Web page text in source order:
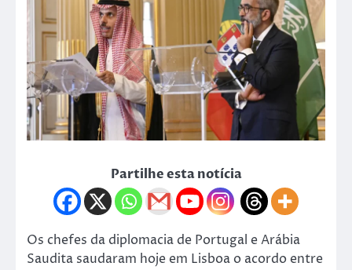
Partilhe esta notícia
Os chefes da diplomacia de Portugal e Arábia
Saudita saudaram hoje em Lisboa o acordo entre